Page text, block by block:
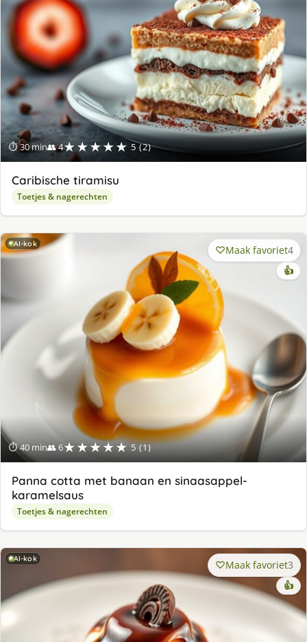
⏱ 30 min👥 4★★★★★ 5 (2)
Caribische tiramisu
Toetjes & nagerechten
AI-kok
⏱ 40 min👥 6★★★★★ 5 (1)
Maak favoriet4
👍
Panna cotta met banaan en sinaasappel-
karamelsaus
Toetjes & nagerechten
AI-kok Maak favoriet3
👍